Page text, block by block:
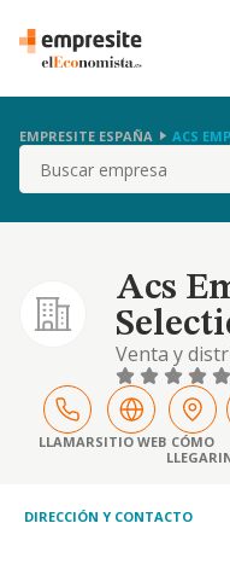
EMPRESITE ESPAÑA ACS
Buscar
Acs
Venta y
LLAMARSITIO WEB CÓMO
LLEGAR
DIRECCIÓN Y CONTACTO